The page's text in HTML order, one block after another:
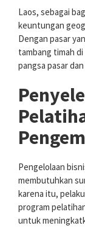
Laos, sebagai
keuntungan
Dengan pasar
tambang timah
pangsa pasar
Pengelolaan
membutuhkan
karena itu,
program
untuk